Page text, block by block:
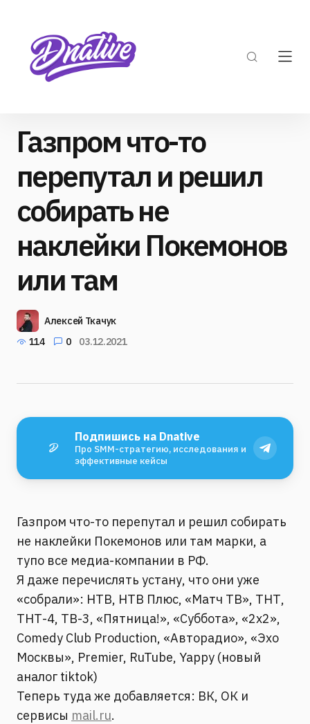
Газпром что-то
перепутал и решил
собирать не
наклейки Покемонов
или там
Алексей Ткачук
114
0 03.12.2021
Подпишись на Dnative
Про SMM-стратегию, исследования и
эффективные кейсы
Газпром что-то перепутал и решил собирать
не наклейки Покемонов или там марки, а
тупо все медиа-компании в РФ.
Я даже перечислять устану, что они уже
«собрали»: НТВ, НТВ Плюс, «Матч ТВ», ТНТ,
ТНТ-4, ТВ-3, «Пятница!», «Суббота», «2х2»,
Comedy Club Production, «Авторадио», «Эхо
Москвы», Premier, RuTube, Yappy (новый
аналог tiktok)
Теперь туда же добавляется: ВК, ОК и
сервисы mail.ru.